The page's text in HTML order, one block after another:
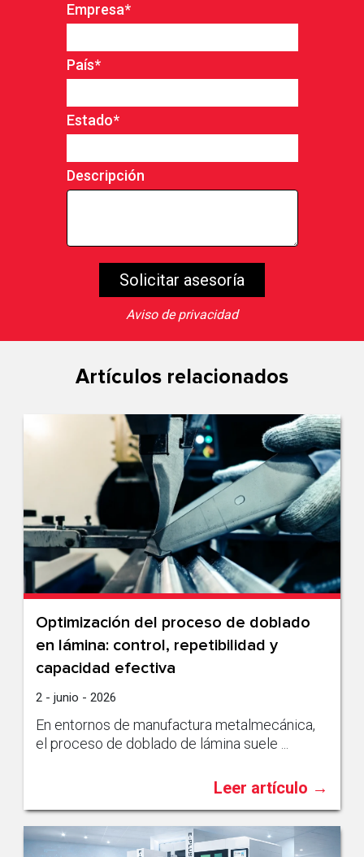
Empresa*
País*
Estado*
Descripción
Aviso de privacidad
Artículos relacionados
Optimización del proceso de doblado
en lámina: control, repetibilidad y
capacidad efectiva
2 - junio - 2026
En entornos de manufactura metalmecánica,
el proceso de doblado de lámina suele ...
Leer artículo →